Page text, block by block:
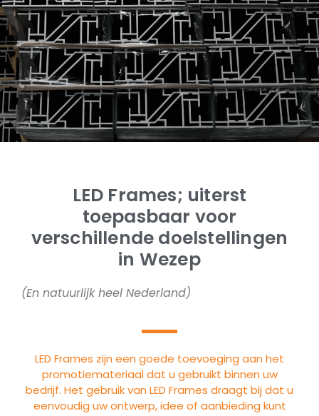
LED Frames; uiterst
toepasbaar voor
verschillende doelstellingen
in Wezep
(En natuurlijk heel Nederland)
LED Frames zijn een goede toevoeging aan het
promotiemateriaal dat u gebruikt binnen uw
bedrijf. Het gebruik van LED Frames draagt bij dat u
eenvoudig uw ontwerp, idee of aanbieding kunt